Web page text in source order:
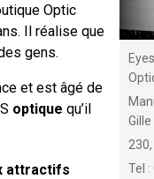
Gille
Tel :
Optic
Il réalise que
gens.
et est âgé de
optique qu’il
attractifs